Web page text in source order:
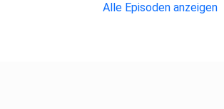
Alle Episoden anzeigen